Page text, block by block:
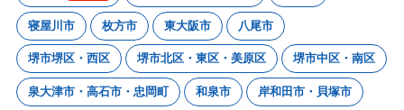
寝屋川市 枚方市 東大阪市 八尾市
堺市堺区・西区 堺市北区・東区・美原区 堺市中区・南区
泉大津市・高石市・忠岡町 和泉市 岸和田市・貝塚市